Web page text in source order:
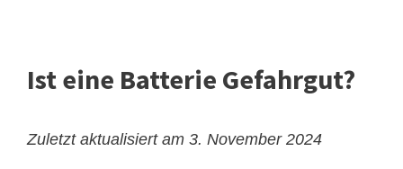
Ist eine Batterie Gefahrgut?
Zuletzt aktualisiert am 3. November 2024